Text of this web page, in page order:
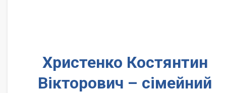
Христенко Костянтин
Вікторович – сімейний